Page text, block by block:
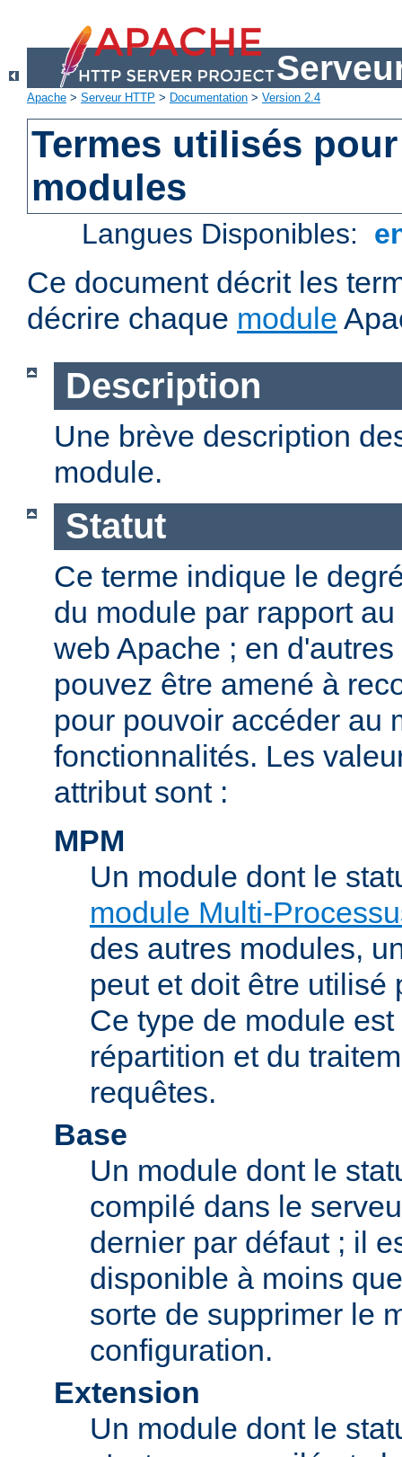
Apache > Serveur HTTP > Documentation > Version 2.4
Termes utilisés
modules
Langues Disponibles:
Ce document décrit les
décrire chaque module
Description
Une brève description
module.
Statut
Ce terme indique le
du module par rapport
web Apache ; en
pouvez être amené à
pour pouvoir accéder au
fonctionnalités. Les
attribut sont :
MPM
Un module dont le
module Multi-
des autres modules,
peut et doit être utilisé
Ce type de module
répartition et du
requêtes.
Base
Un module dont le
compilé dans le
dernier par défaut ; il
disponible à moins
sorte de supprimer le
configuration.
Extension
Un module dont le